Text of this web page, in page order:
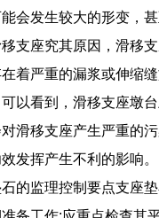
会发生较大的形变，
支座究其原因，滑移
着严重的漏浆或伸缩
以看到，滑移支座墩
滑移支座产生严重的
发挥产生不利的影响。
的监理控制要点支座